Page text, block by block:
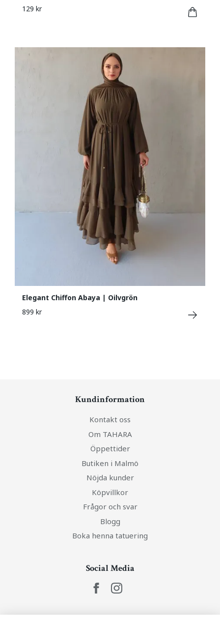
129 kr
Elegant Chiffon Abaya | Oilvgrön
899 kr
Kundinformation
Kontakt oss
Om TAHARA
Öppettider
Butiken i Malmö
Nöjda kunder
Köpvillkor
Frågor och svar
Blogg
Boka henna tatuering
Social Media